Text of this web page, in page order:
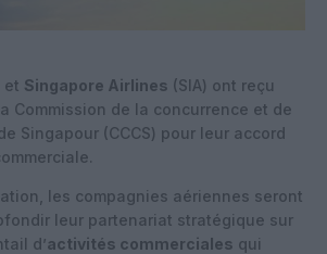
et Singapore Airlines (SIA) ont reçu
Commission de la concurrence et de
Singapour (CCCS) pour leur accord
les compagnies aériennes seront
leur partenariat stratégique sur
d’activités commerciales qui